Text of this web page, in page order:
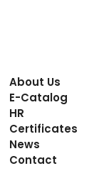
About Us
E-Catalog
HR
Certificates
News
Contact